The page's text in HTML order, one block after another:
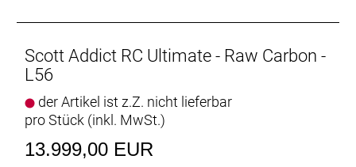
Scott Addict RC Ultimate - Raw Carbon -
L56
der Artikel ist z.Z. nicht lieferbar
pro Stück (inkl. MwSt.)
13.999,00 EUR